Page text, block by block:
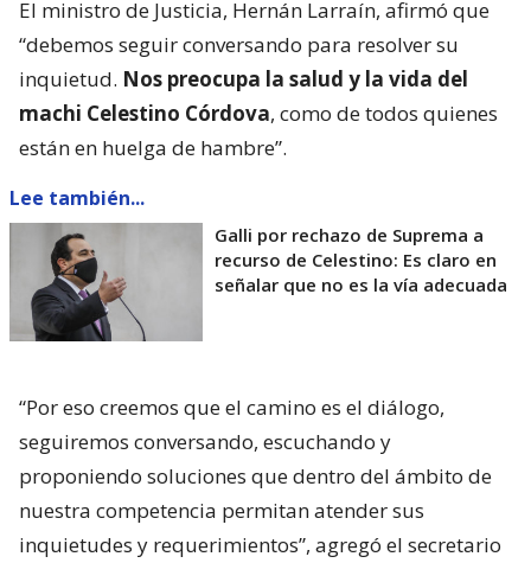
El ministro de Justicia, Hernán Larraín, afirmó que
“debemos seguir conversando para resolver su
inquietud. Nos preocupa la salud y la vida del
machi Celestino Córdova, como de todos quienes
están en huelga de hambre”.
Lee también...
Galli por rechazo de Suprema a
recurso de Celestino: Es claro en
señalar que no es la vía adecuada
“Por eso creemos que el camino es el diálogo,
seguiremos conversando, escuchando y
proponiendo soluciones que dentro del ámbito de
nuestra competencia permitan atender sus
inquietudes y requerimientos”, agregó el secretario